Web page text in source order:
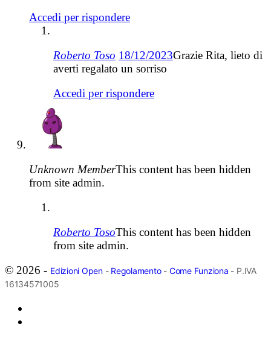
Accedi per rispondere
Roberto Toso 18/12/2023Grazie Rita, lieto di
averti regalato un sorriso
Accedi per rispondere
Unknown MemberThis content has been hidden
from site admin.
Roberto TosoThis content has been hidden
from site admin.
© 2026 - Edizioni Open- Regolamento- Come Funziona - P.IVA
16134571005